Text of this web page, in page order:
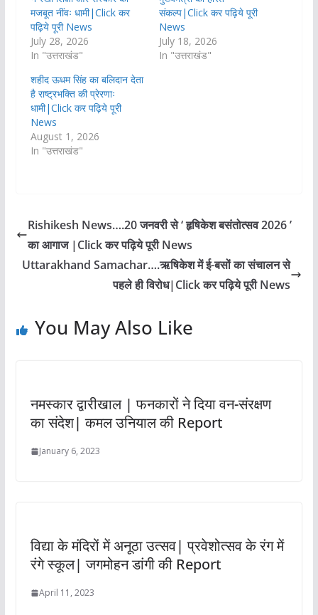
मजबूत नींवः धामी|Click कर
पढ़िये पूरी News
July 28, 2026
In "उत्तराखंड"
संकल्प|Click कर पढ़िये पूरी
News
July 18, 2026
In "उत्तराखंड"
शहीद ऊधम सिंह का बलिदान देता
है राष्ट्रभक्ति की प्रेरणाः
धामी|Click कर पढ़िये पूरी
News
August 1, 2026
In "उत्तराखंड"
Rishikesh News….20 जनवरी से ‘ हृषिकेश बसंतोत्सव 2026 ’
का आगाज |Click कर पढ़िये पूरी News
Uttarakhand Samachar….ऋषिकेश में ई-बसों का संचालन से
पहले ही विरोध|Click कर पढ़िये पूरी News
You May Also Like
नमस्कार द्वारीखाल | फनकारों ने दिया वन-संरक्षण
का संदेश| कमल उनियाल की Report
January 6, 2023
विद्या के मंदिरों में अनूठा उत्सव| प्रवेशोत्सव के रंग में
रंगे स्कूल| जगमोहन डांगी की Report
April 11, 2023